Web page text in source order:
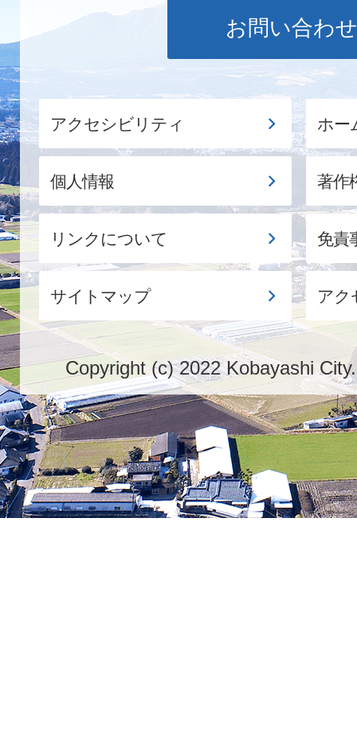
お問い合わせ
アクセシビリティ ホー
個人情報 著作
リンクについて 免責
サイトマップ アク
Copyright (c) 2022 Kobayashi